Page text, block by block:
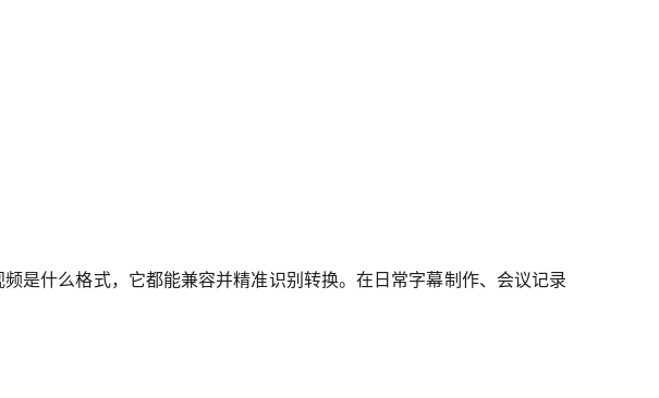
是什么格式，它都能兼容并精准识别转换。在日常字幕制作、会议记录